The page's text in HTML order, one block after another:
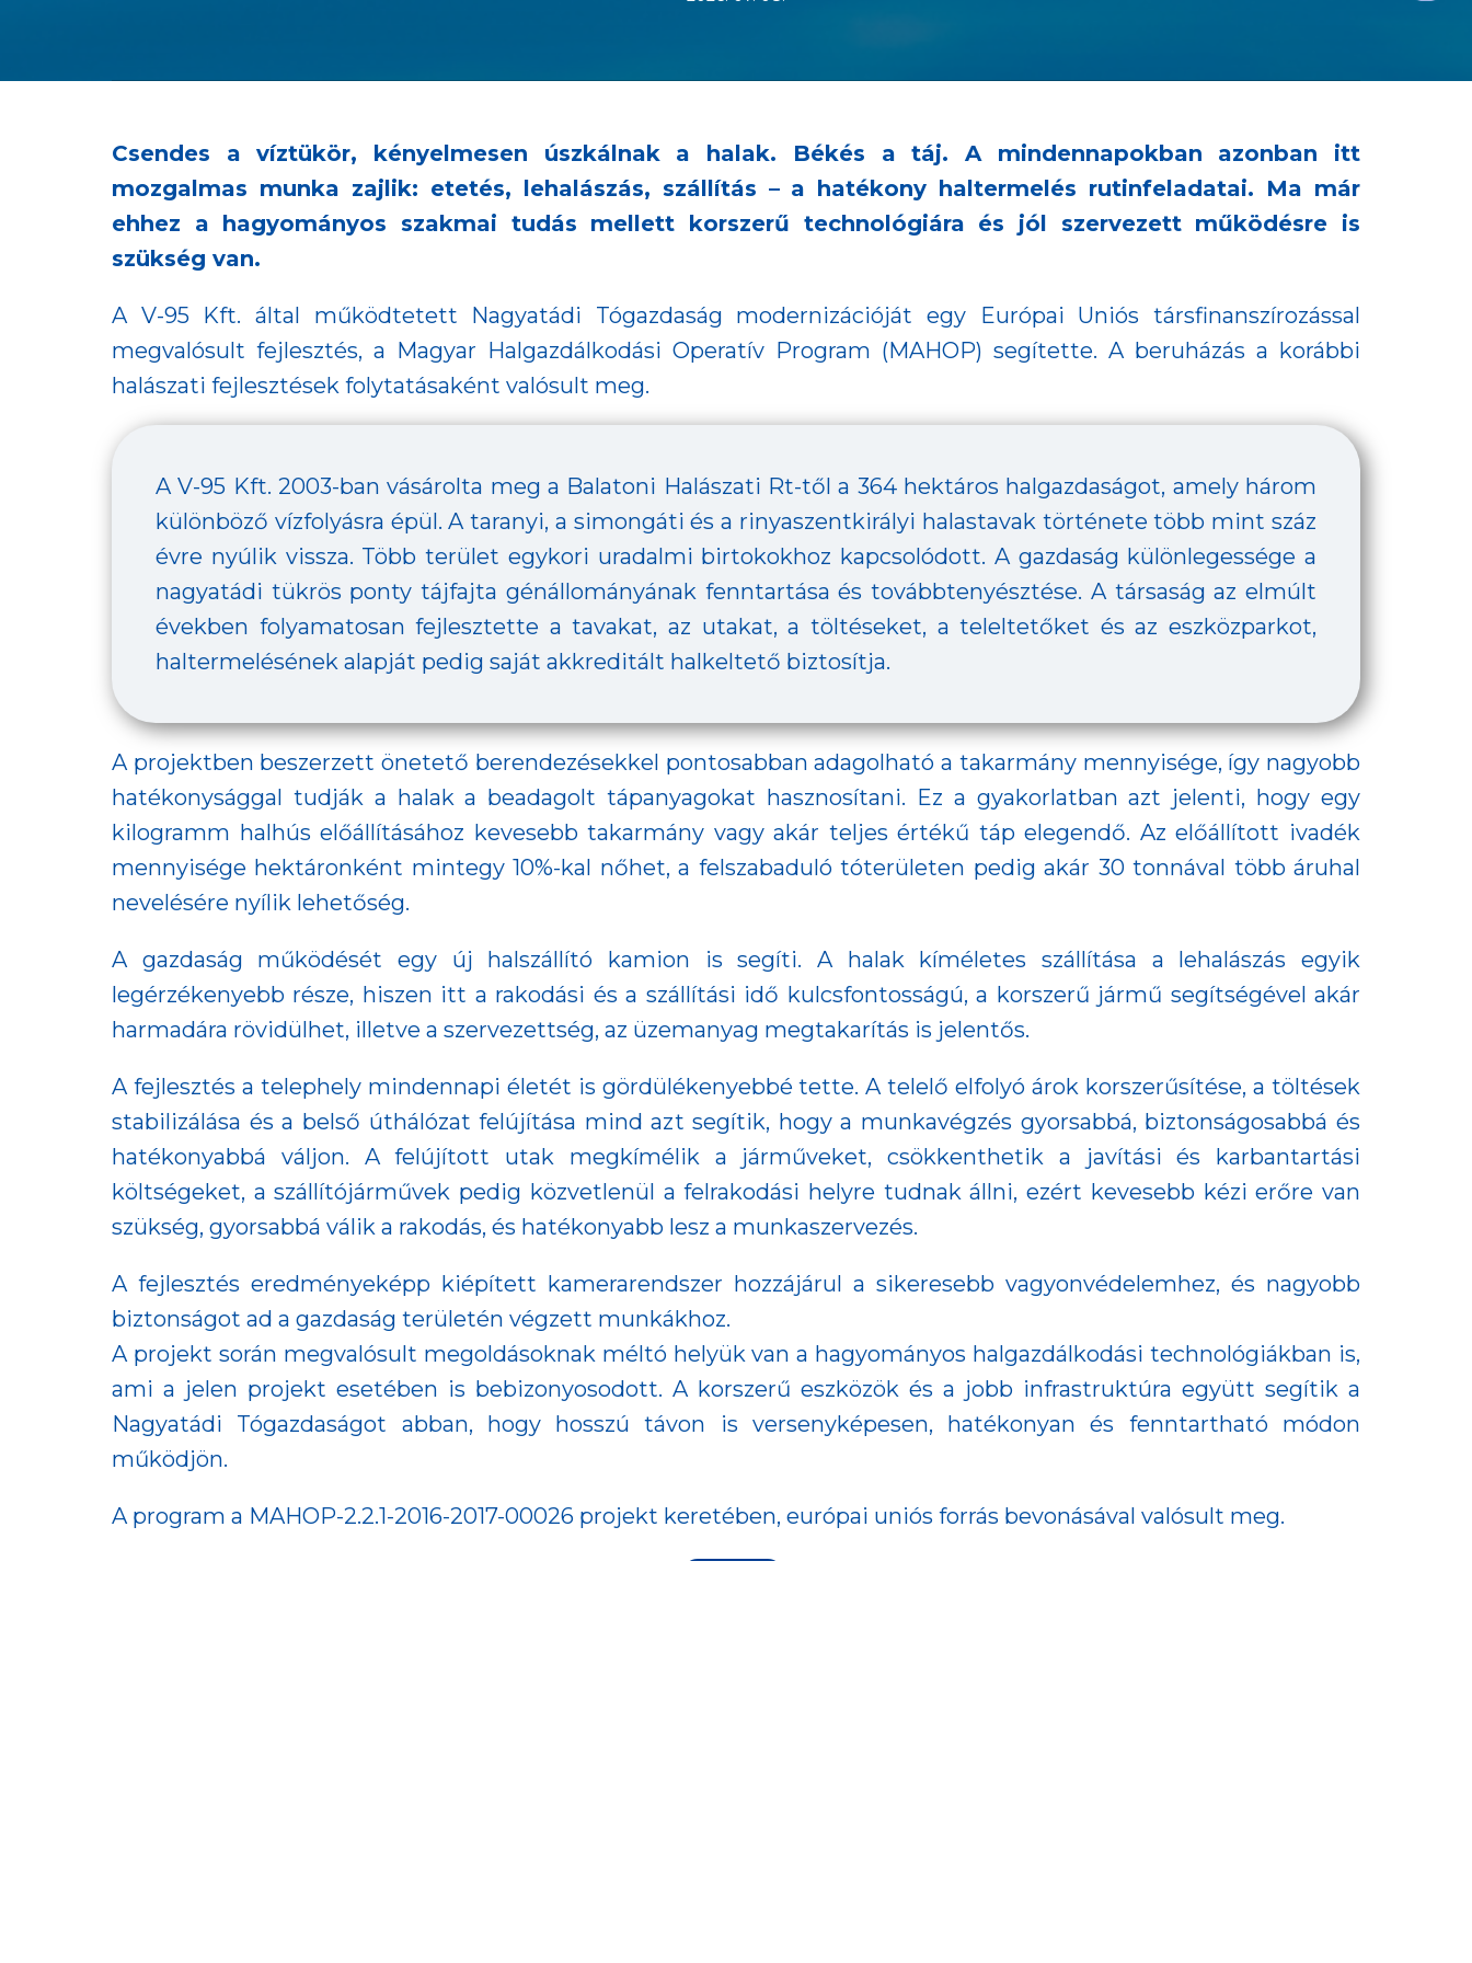
Csendes a víztükör, kényelmesen úszkálnak a halak. Békés a táj. A mindennapokban azonban itt
mozgalmas munka zajlik: etetés, lehalászás, szállítás – a hatékony haltermelés rutinfeladatai. Ma már
ehhez a hagyományos szakmai tudás mellett korszerű technológiára és jól szervezett működésre is
szükség van.
A V-95 Kft. által működtetett Nagyatádi Tógazdaság modernizációját egy Európai Uniós társfinanszírozással
megvalósult fejlesztés, a Magyar Halgazdálkodási Operatív Program (MAHOP) segítette. A beruházás a korábbi
halászati fejlesztések folytatásaként valósult meg.
A V-95 Kft. 2003-ban vásárolta meg a Balatoni Halászati Rt-től a 364 hektáros halgazdaságot, amely három
különböző vízfolyásra épül. A taranyi, a simongáti és a rinyaszentkirályi halastavak története több mint száz
évre nyúlik vissza. Több terület egykori uradalmi birtokokhoz kapcsolódott. A gazdaság különlegessége a
nagyatádi tükrös ponty tájfajta génállományának fenntartása és továbbtenyésztése. A társaság az elmúlt
években folyamatosan fejlesztette a tavakat, az utakat, a töltéseket, a teleltetőket és az eszközparkot,
haltermelésének alapját pedig saját akkreditált halkeltető biztosítja.
A projektben beszerzett önetető berendezésekkel pontosabban adagolható a takarmány mennyisége, így nagyobb
hatékonysággal tudják a halak a beadagolt tápanyagokat hasznosítani. Ez a gyakorlatban azt jelenti, hogy egy
kilogramm halhús előállításához kevesebb takarmány vagy akár teljes értékű táp elegendő. Az előállított ivadék
mennyisége hektáronként mintegy 10%-kal nőhet, a felszabaduló tóterületen pedig akár 30 tonnával több áruhal
nevelésére nyílik lehetőség.
A gazdaság működését egy új halszállító kamion is segíti. A halak kíméletes szállítása a lehalászás egyik
legérzékenyebb része, hiszen itt a rakodási és a szállítási idő kulcsfontosságú, a korszerű jármű segítségével akár
harmadára rövidülhet, illetve a szervezettség, az üzemanyag megtakarítás is jelentős.
A fejlesztés a telephely mindennapi életét is gördülékenyebbé tette. A telelő elfolyó árok korszerűsítése, a töltések
stabilizálása és a belső úthálózat felújítása mind azt segítik, hogy a munkavégzés gyorsabbá, biztonságosabbá és
hatékonyabbá váljon. A felújított utak megkímélik a járműveket, csökkenthetik a javítási és karbantartási
költségeket, a szállítójárművek pedig közvetlenül a felrakodási helyre tudnak állni, ezért kevesebb kézi erőre van
szükség, gyorsabbá válik a rakodás, és hatékonyabb lesz a munkaszervezés.
A fejlesztés eredményeképp kiépített kamerarendszer hozzájárul a sikeresebb vagyonvédelemhez, és nagyobb
biztonságot ad a gazdaság területén végzett munkákhoz.
A projekt során megvalósult megoldásoknak méltó helyük van a hagyományos halgazdálkodási technológiákban is,
ami a jelen projekt esetében is bebizonyosodott. A korszerű eszközök és a jobb infrastruktúra együtt segítik a
Nagyatádi Tógazdaságot abban, hogy hosszú távon is versenyképesen, hatékonyan és fenntartható módon
működjön.
A program a MAHOP-2.2.1-2016-2017-00026 projekt keretében, európai uniós forrás bevonásával valósult meg.